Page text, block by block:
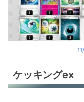
ポケカ環境デ
ケッキングex